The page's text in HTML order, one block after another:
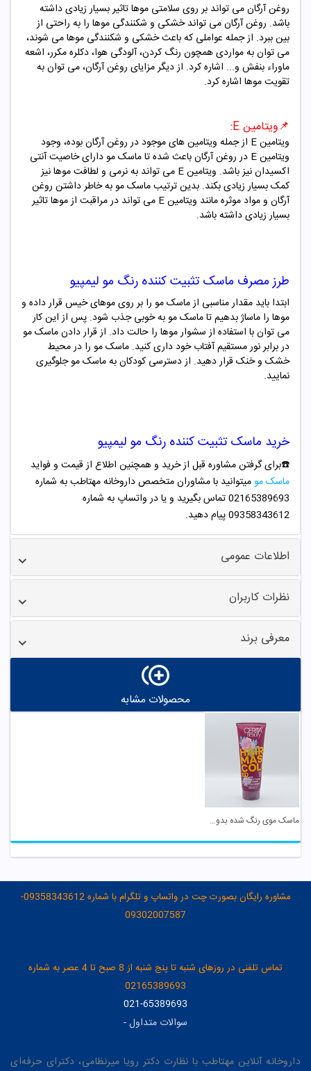
روغن آرگان می تواند بر روی سلامتی موها تاثیر بسیار زیادی داشته
باشد. روغن آرگان می تواند خشکی و شکنندگی موها را به راحتی از
بین ببرد. از جمله عواملی که باعث خشکی و شکنندگی موها می شوند،
می توان به مواردی همچون رنگ کردن، آلودگی هوا، دکلره مکرر، اشعه
ماوراء بنفش و... اشاره کرد. از دیگر مزایای روغن آرگان، می توان به
تقویت موها اشاره کرد.
📌ویتامین E:
ویتامین E از جمله ویتامین های موجود در روغن آرگان بوده، وجود
ویتامین E در روغن آرگان باعث شده تا ماسک مو دارای خاصیت آنتی
اکسیدان نیز باشد. ویتامین E می تواند به نرمی و لطافت موها نیز
کمک بسیار زیادی بکند. بدین ترتیب ماسک مو به خاطر داشتن روغن
آرگان و مواد موثره مانند ویتامین E می تواند در مراقبت از موها تاثیر
بسیار زیادی داشته باشد.
طرز مصرف ماسک تثبیت کننده رنگ مو لیمپیو
ابتدا باید مقدار مناسبی از ماسک مو را بر روی موهای خیس قرار داده و
موها را ماساژ بدهیم تا ماسک مو به خوبی جذب شود. پس از این کار
می توان با استفاده از سشوار موها را حالت داد. از قرار دادن ماسک مو
در برابر نور مستقیم آفتاب خود داری کنید. ماسک مو را در محیط
خشک و خنک قرار دهید. از دسترسی کودکان به ماسک مو جلوگیری
نمایید.
خرید ماسک تثبیت کننده رنگ مو لیمپیو
☎️برای گرفتن مشاوره قبل از خرید و همچنین اطلاع از قیمت و فواید
ماسک مو میتوانید با مشاوران متخصص داروخانه مهتاطب به شماره
02165389693 تماس بگیرید و یا در واتساپ به شماره
09358343612 پیام دهید.
اطلاعات عمومی
نظرات کاربران
معرفی برند
محصولات مشابه
ماسک موی رنگ شده بدون سولفات آبکشی سریتا
مشاوره رایگان بصورت چت در واتساپ و تلگرام با شماره 09358343612-
09302007587
تماس تلفنی در روزهای شنبه تا پنج شنبه از 8 صبح تا 4 عصر به شماره
02165389693
021-65389693
سوالات متداول-
داروخانه آنلاین مهتاطب با نظارت دکتر رویا میرنظامی، دکترای حرفه‌ای